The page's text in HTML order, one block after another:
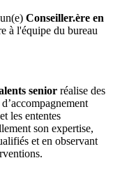
Conseiller.ère en
à l'équipe du bureau
senior réalise des
les ententes
son expertise,
et en observant